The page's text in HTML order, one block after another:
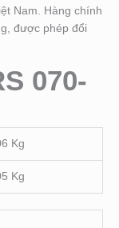
Nam. Hàng chính
được phép đổi
070-
Kg
Kg